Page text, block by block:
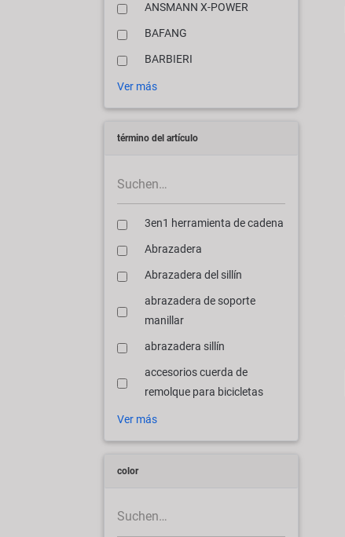
ANSMANN X-POWER
BAFANG
BARBIERI
Ver más
término del artículo
3en1 herramienta de cadena
Abrazadera
Abrazadera del sillín
abrazadera de soporte
manillar
abrazadera sillín
accesorios cuerda de
remolque para bicicletas
Ver más
color